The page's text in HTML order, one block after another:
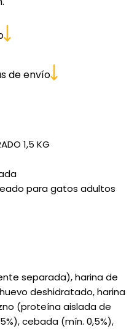
de envío
1,5 KG
para gatos adultos
separada), harina de
deshidratado, harina
(proteína aislada de
cebada (mín. 0,5%),